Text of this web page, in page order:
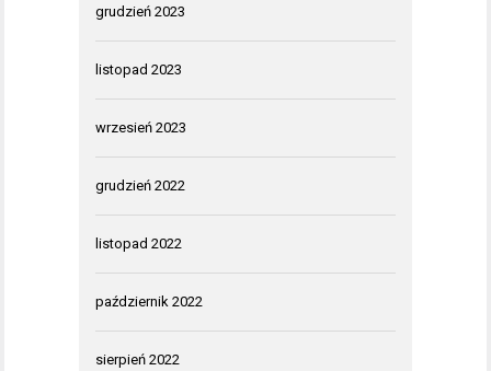
grudzień 2023
listopad 2023
wrzesień 2023
grudzień 2022
listopad 2022
październik 2022
sierpień 2022